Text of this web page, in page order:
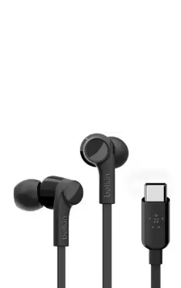
Rockstar USB-C - In-Ear-Kopfhörer -
schwarz In-Ear-Kopfhörer
ab 31,31 €
lieferbar - in 3-4 Werktagen bei dir